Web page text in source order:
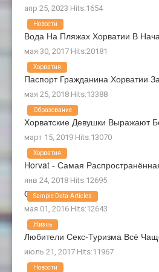
апр 25, 2023 Hits:1654
Вода На Пляжах Хорватии В
мая 30, 2017 Hits:20181
Новости
Паспорт Гражданина Хорватии
мая 25, 2018 Hits:13388
Хорватия
Хорватские Девушки Выражают
март 15, 2019 Hits:13070
Образование
Horvat - Самая
янв 24, 2018 Hits:12695
Хорватия
О Нас
мая 01, 2016 Hits:12643
Sample Data-Articles
Любители Секс-Туризма Всё
июль 21, 2017 Hits:11967
Жизнь
Новости